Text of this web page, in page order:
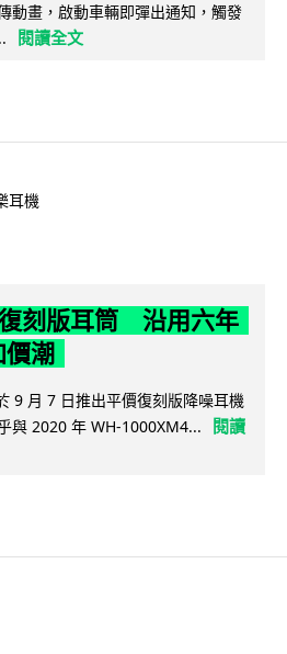
動畫，啟動車輛即彈出通知，觸發
閱讀全文
耳機
刻版耳筒 沿用六年
潮
9 月 7 日推出平價復刻版降噪耳機
與 2020 年 WH-1000XM4...
閱讀